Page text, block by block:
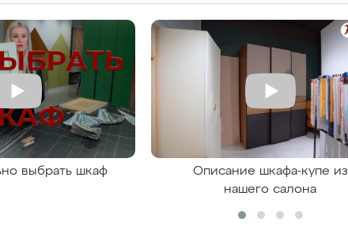
выбрать шкаф
Описание шкафа-купе из
нашего салона